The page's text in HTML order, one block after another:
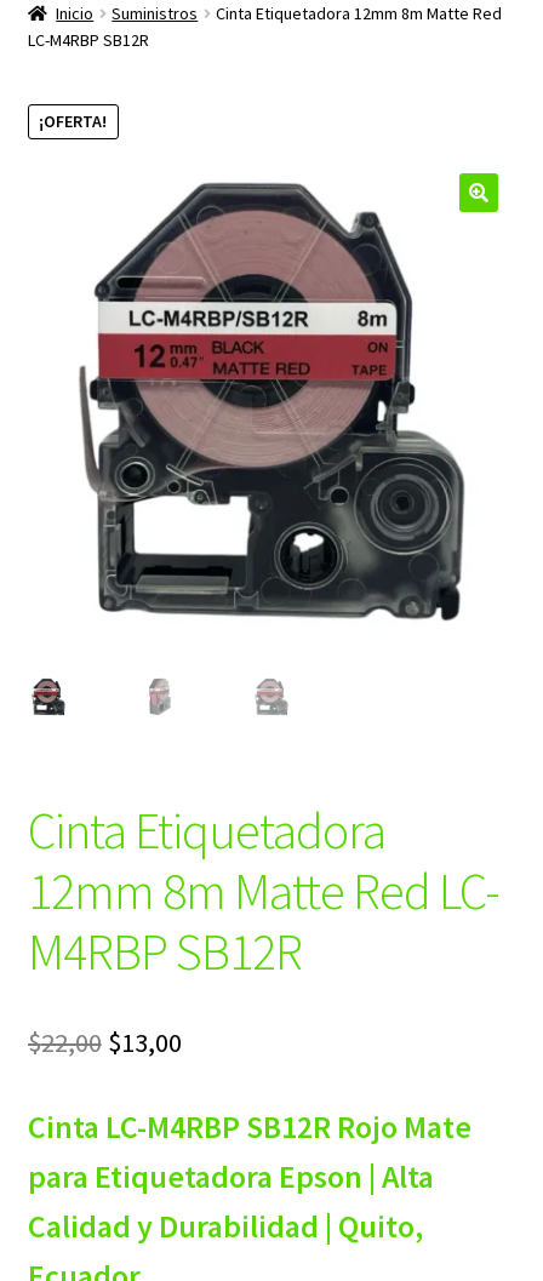
hijo
productos
Inicio Suministros
Cinta Etiquetadora 12mm 8m Matte Red
LC-M4RBP SB12R
¡OFERTA!
Cinta Etiquetadora
12mm 8m Matte Red LC-
M4RBP SB12R
$22,00 El
original
era:
$22,00.
$13,00El
actual
es:
$13,00.
Cinta LC-M4RBP SB12R Rojo Mate
para Etiquetadora Epson | Alta
Calidad y Durabilidad | Quito,